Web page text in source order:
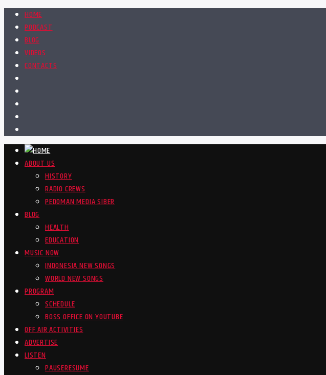
HOME
PODCAST
BLOG
VIDEOS
CONTACTS
ABOUT US
HISTORY
RADIO CREWS
PEDOMAN MEDIA SIBER
BLOG
HEALTH
EDUCATION
MUSIC NOW
INDONESIA NEW SONGS
WORLD NEW SONGS
PROGRAM
SCHEDULE
BOSS OFFICE ON YOUTUBE
OFF AIR ACTIVITIES
ADVERTISE
LISTEN
PAUSERESUME